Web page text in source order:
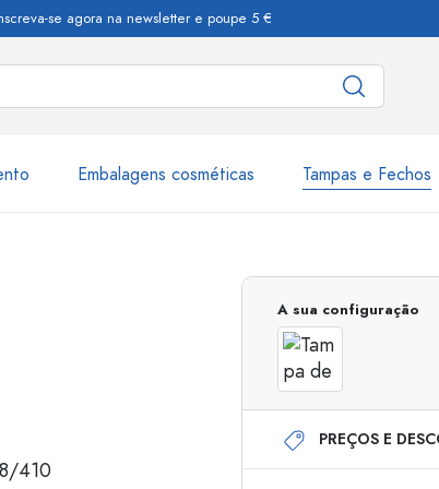
se agora na newsletter e poupe 5 €
Embalagens cosméticas Tampas e Fechos
Estal
de pulverização
Dispensadores Airless
Frascos com roll-on
A sua configuração
PREÇOS E